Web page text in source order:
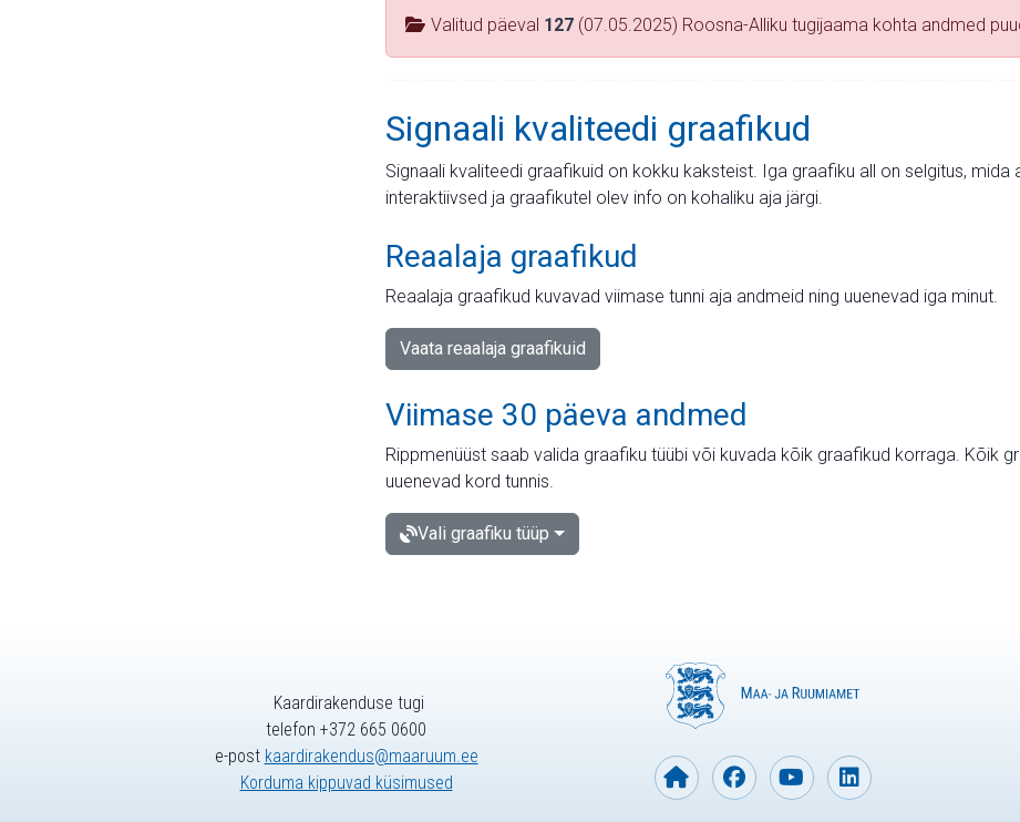
Valitud päeval 127 (07.05.2025) Roosna-Alliku tugijaama kohta andmed
Signaali kvaliteedi graafikud
Signaali kvaliteedi graafikuid on kokku kaksteist. Iga graafiku all on selgitus,
interaktiivsed ja graafikutel olev info on kohaliku aja järgi.
Reaalaja graafikud
Reaalaja graafikud kuvavad viimase tunni aja andmeid ning uuenevad iga minut.
Vaata reaalaja graafikuid
Viimase 30 päeva andmed
Rippmenüüst saab valida graafiku tüübi või kuvada kõik graafikud korraga. Kõik
uuenevad kord tunnis.
Vali graafiku tüüp
Kaardirakenduse tugi
telefon +372 665 0600
e-post kaardirakendus@maaruum.ee
Korduma kippuvad küsimused